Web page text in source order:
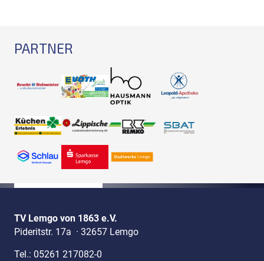
PARTNER
TV Lemgo von 1863 e.V.
Pideritstr. 17a · 32657 Lemgo
Tel.: 05261 217082-0